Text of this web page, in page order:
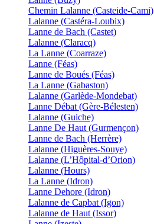
Chemin Lalanne (Casteide-Cami)
Lalanne (Castéra-Loubix)
Lanne de Bach (Castet)
Lalanne (Claracq)
La Lanne (Coarraze)
Lanne (Féas)
Lanne de Boués (Féas)
La Lanne (Gabaston)
Lalanne (Garlède-Mondebat)
Lanne Débat (Gère-Bélesten)
Lalanne (Guiche)
Lanne De Haut (Gurmençon)
Lanne de Bach (Herrère)
Lalanne (Higuères-Souye)
Lalanne (L’Hôpital-d’Orion)
Lalanne (Hours)
La Lanne (Idron)
Lanne Dehore (Idron)
Lalanne de Capbat (Igon)
Lalanne de Haut (Issor)